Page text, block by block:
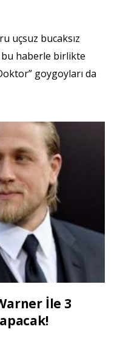
uçsuz bucaksız
bu haberle birlikte
goygoyları da
İle 3